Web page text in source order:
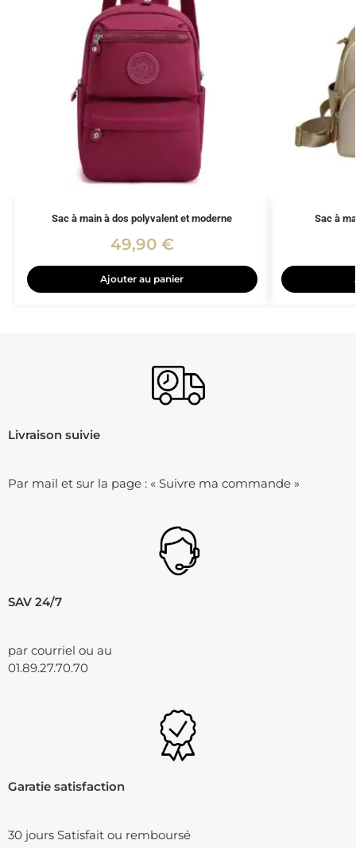
Sac à main à dos polyvalent et moderne
49,90 €
Ajouter au panier
Sac à
Livraison suivie
Par mail et sur la page : « Suivre ma commande »
SAV 24/7
par courriel ou au
01.89.27.70.70
Garatie satisfaction
30 jours Satisfait ou remboursé